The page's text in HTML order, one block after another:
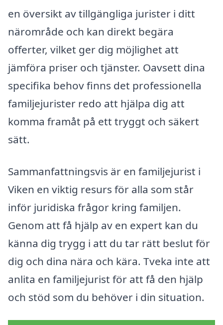
en översikt av tillgängliga jurister i ditt
närområde och kan direkt begära
offerter, vilket ger dig möjlighet att
jämföra priser och tjänster. Oavsett dina
specifika behov finns det professionella
familjejurister redo att hjälpa dig att
komma framåt på ett tryggt och säkert
sätt.
Sammanfattningsvis är en familjejurist i
Viken en viktig resurs för alla som står
inför juridiska frågor kring familjen.
Genom att få hjälp av en expert kan du
känna dig trygg i att du tar rätt beslut för
dig och dina nära och kära. Tveka inte att
anlita en familjejurist för att få den hjälp
och stöd som du behöver i din situation.